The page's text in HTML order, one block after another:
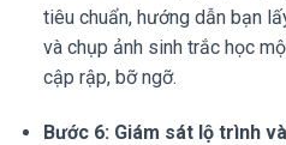
tiêu chuẩn, hướng dẫn bạn
và chụp ảnh sinh trắc học
cập rập, bỡ ngỡ.
Bước 6: Giám sát lộ trình